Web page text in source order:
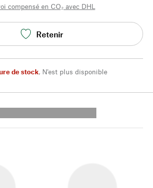
compensé en CO₂ avec DHL
Retenir
de stock, N'est plus disponible